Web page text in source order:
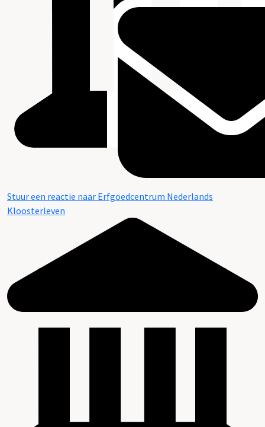
Stuur een reactie naar Erfgoedcentrum Nederlands
Kloosterleven